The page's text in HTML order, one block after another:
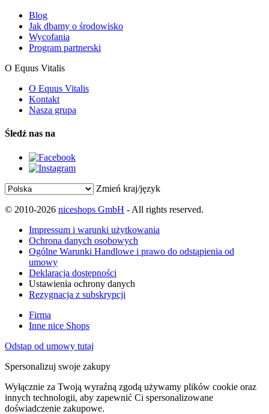
Blog
Jak dbamy o środowisko
Wycofania
Program partnerski
O Equus Vitalis
O Equus Vitalis
Kontakt
Nasza grupa
Śledź nas na
Zmień kraj/język
© 2010-2026 niceshops GmbH - All rights reserved.
Impressum i warunki użytkowania
Ochrona danych osobowych
Ogólne Warunki Handlowe i prawo do odstąpienia od
umowy
Deklaracja dostępności
Ustawienia ochrony danych
Rezygnacja z subskrypcji
Firma
Inne nice Shops
Odstąp od umowy tutaj
Spersonalizuj swoje zakupy
Wyłącznie za Twoją wyraźną zgodą używamy plików cookie oraz
innych technologii, aby zapewnić Ci spersonalizowane
doświadczenie zakupowe.